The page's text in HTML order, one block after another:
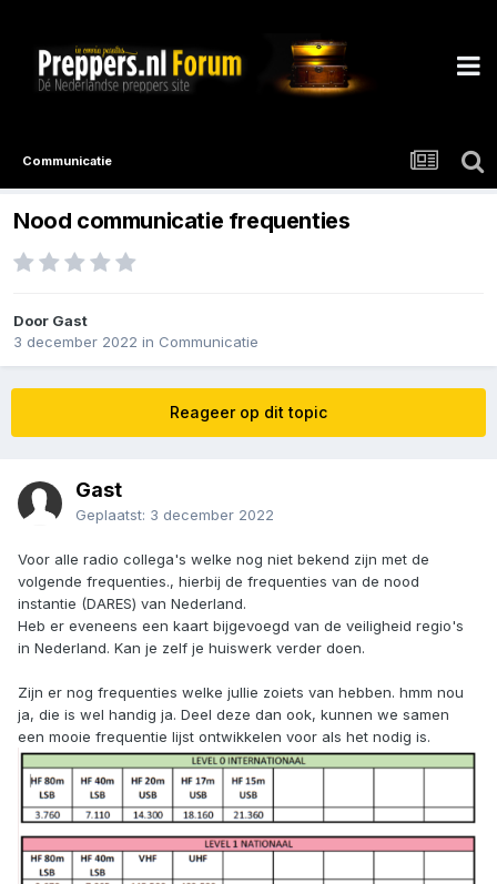
Communicatie
Nood communicatie frequenties
Door Gast
3 december 2022 in Communicatie
Reageer op dit topic
Gast
Geplaatst: 3 december 2022
Voor alle radio collega's welke nog niet bekend zijn met de
volgende frequenties., hierbij de frequenties van de nood
instantie (DARES) van Nederland.
Heb er eveneens een kaart bijgevoegd van de veiligheid regio's
in Nederland. Kan je zelf je huiswerk verder doen.
Zijn er nog frequenties welke jullie zoiets van hebben. hmm nou
ja, die is wel handig ja. Deel deze dan ook, kunnen we samen
een mooie frequentie lijst ontwikkelen voor als het nodig is.